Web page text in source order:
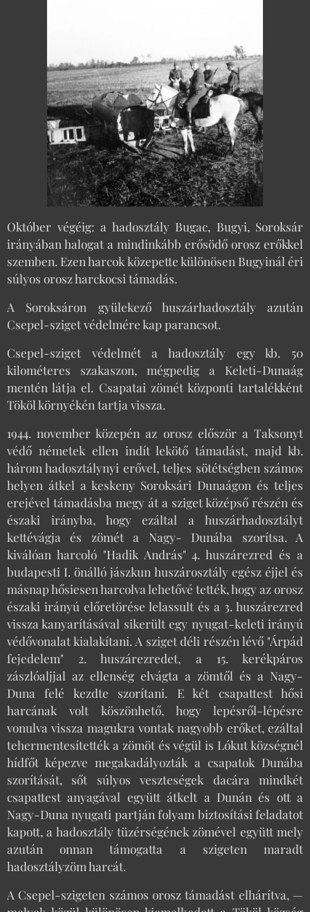
Október végéig: a hadosztály Bugac, Bugyi, Soroksár
irányában halogat a mindinkább erősödő orosz erőkkel
szemben. Ezen harcok közepette különösen Bugyinál éri
súlyos orosz harckocsi támadás.
A Soroksáron gyülekező huszárhadosztály azután
Csepel-sziget védelmére kap parancsot.
Csepel-sziget védelmét a hadosztály egy kb. 50
kilométeres szakaszon, mégpedig a Keleti-Dunaág
mentén látja el. Csapatai zömét központi tartalékként
Tököl környékén tartja vissza.
1944. november közepén az orosz először a Taksonyt
védő németek ellen indít lekötő támadást, majd kb.
három hadosztálynyi erővel, teljes sötétségben számos
helyen átkel a keskeny Soroksári Dunaágon és teljes
erejével támadásba megy át a sziget középső részén és
északi irányba, hogy ezáltal a huszárhadosztályt
kettévágja és zömét a Nagy- Dunába szorítsa. A
kiválóan harcoló "Hadik András" 4. huszárezred és a
budapesti I. önálló jászkun huszárosztály egész éjjel és
másnap hősiesen harcolva lehetővé tették, hogy az orosz
északi irányú előretörése lelassult és a 3. huszárezred
vissza kanyarításával sikerült egy nyugat-keleti irányú
védővonalat kialakítani. A sziget déli részén lévő "Árpád
fejedelem" 2. huszárezredet, a 15. kerékpáros
zászlóaljjal az ellenség elvágta a zömtől és a Nagy-
Duna felé kezdte szorítani. E két csapattest hősi
harcának volt köszönhető, hogy lepésről-lépésre
vonulva vissza magukra vontak nagyobb erőket, ezáltal
tehermentesítették a zömöt és végül is Lókut községnél
hídfőt képezve megakadályozták a csapatok Dunába
szorítását, sőt súlyos veszteségek dacára mindkét
csapattest anyagával együtt átkelt a Dunán és ott a
Nagy-Duna nyugati partján folyam biztosítási feladatot
kapott, a hadosztály tüzérségének zömével együtt mely
azután onnan támogatta a szigeten maradt
hadosztályzöm harcát.
A Csepel-szigeten számos orosz támadást elhárítva, —